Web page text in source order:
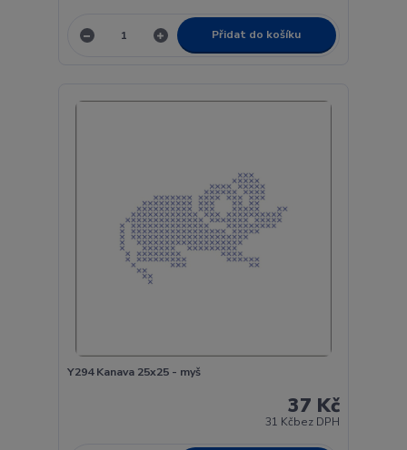
Přidat do košíku
Y294 Kanava 25x25 - myš
37 Kč
31 Kčbez DPH